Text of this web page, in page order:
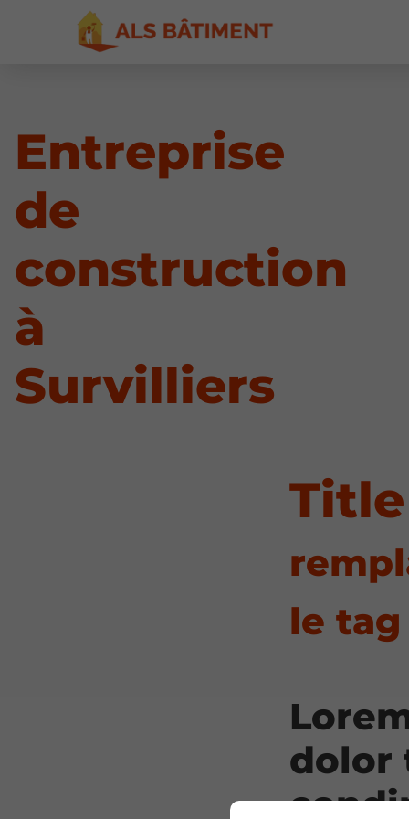
Entreprise
de
construction
à
Survilliers
Title
le tag
dolor